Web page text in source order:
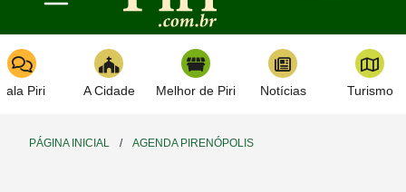
Toggle navigation
Piri A Cidade Melhor de Piri Notícias Turismo
PÁGINA INICIAL / AGENDA PIRENÓPOLIS